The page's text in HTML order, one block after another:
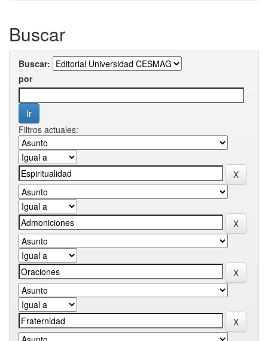
Buscar
Buscar:
por
Filtros actuales: